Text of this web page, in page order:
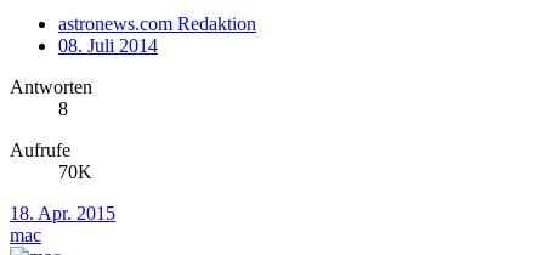
astronews.com Redaktion
08. Juli 2014
Antworten
8
Aufrufe
70K
18. Apr. 2015
mac